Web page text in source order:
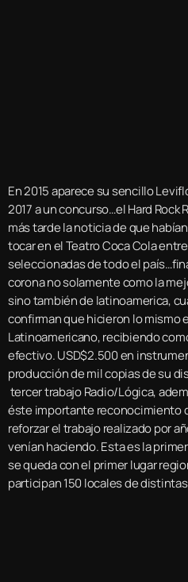
En 2015 aparece su sencillo
2017 a un concurso…el Hard
más tarde la noticia de que
tocar en el Teatro Coca Cola
seleccionadas de todo el
corona no solamente como la
sino también de latinoamerica,
confirman que hicieron lo mismo
Latinoamericano, recibiendo
efectivo. USD$2.500 en
producción de mil copias de su
tercer trabajo Radio/Lógica,
éste importante reconocimiento
reforzar el trabajo realizado por
venían haciendo. Esta es la
se queda con el primer lugar
participan 150 locales de